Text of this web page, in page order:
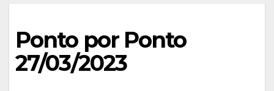
Ponto por Ponto
27/03/2023